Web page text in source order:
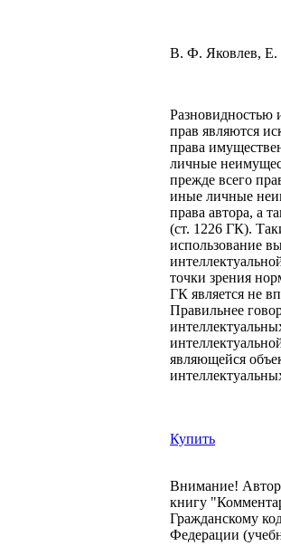
В. Ф. Яковлев, Е.
Разновидностью
прав являются
права
личные
прежде всего
иные личные
права автора, а
(ст. 1226 ГК).
использование
точки зрения
ГК является не
Правильнее
являющейся
Купить
Внимание!
книгу
Гражданскому
Федерации